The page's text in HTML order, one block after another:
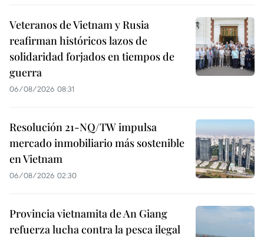
Veteranos de Vietnam y Rusia
reafirman históricos lazos de
solidaridad forjados en tiempos de
guerra
06/08/2026 08:31
Resolución 21-NQ/TW impulsa
mercado inmobiliario más sostenible
en Vietnam
06/08/2026 02:30
Provincia vietnamita de An Giang
refuerza lucha contra la pesca ilegal